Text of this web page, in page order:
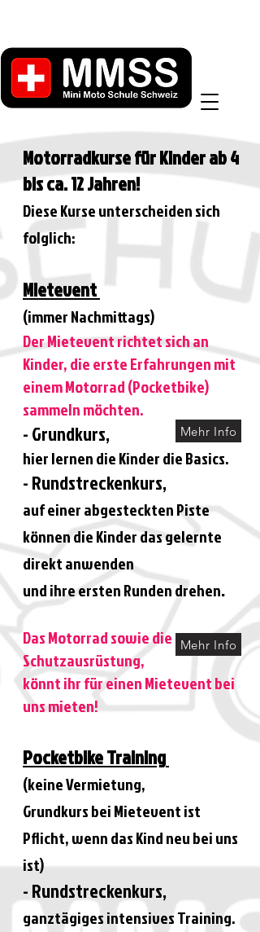
Motorradkurse für Kinder ab 4
bis ca. 12 Jahren!
Diese Kurse unterscheiden sich
folglich:​
Mietevent
(immer Nachmittags)
Der Mietevent richtet sich an
Kinder, die erste Erfahrungen mit
einem Motorrad (Pocketbike)
sammeln möchten.
- Grundkurs,
hier lernen die Kinder die Basics.
- Rundstreckenkurs,
auf einer abgesteckten Piste
können die Kinder das gelernte
direkt anwenden
und ihre ersten Runden drehen.
Das Motorrad sowie die
Schutzausrüstung,​
könnt ihr für einen Mietevent bei
uns mieten!
Pocketbike Training
(keine Vermietung,
Grundkurs bei Mietevent ist
Pflicht, wenn das Kind neu bei uns
ist)
- Rundstreckenkurs,
ganztägiges ​intensives Training.
Mehr Info
Mehr Info